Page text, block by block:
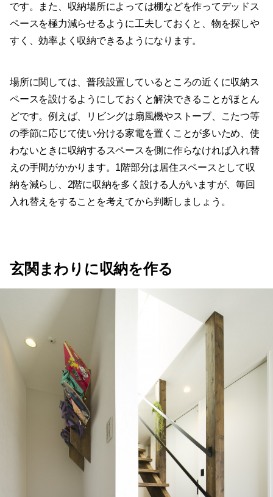
です。また、収納場所によっては棚などを作ってデッドス
ペースを極力減らせるように工夫しておくと、物を探しや
すく、効率よく収納できるようになります。
場所に関しては、普段設置しているところの近くに収納ス
ペースを設けるようにしておくと解決できることがほとん
どです。例えば、リビングは扇風機やストーブ、こたつ等
の季節に応じて使い分ける家電を置くことが多いため、使
わないときに収納するスペースを側に作らなければ入れ替
えの手間がかかります。1階部分は居住スペースとして収
納を減らし、2階に収納を多く設ける人がいますが、毎回
入れ替えをすることを考えてから判断しましょう。
玄関まわりに収納を作る